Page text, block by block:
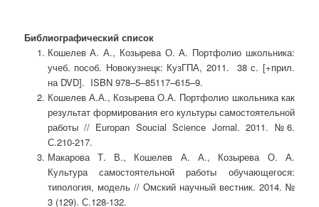
Библиографический список
Кошелев А. А., Козырева О. А. Портфолио школьника:
учеб. пособ. Новокузнецк: КузГПА, 2011. 38 с. [+прил.
на DVD]. ISBN 978–5–85117–615–9.
Кошелев А.А., Козырева О.А. Портфолио школьника как
результат формирования его культуры самостоятельной
работы // Europan Soucial Science Jornal. 2011. №6.
С.210-217.
Макарова Т. В., Кошелев А. А., Козырева О. А.
Культура самостоятельной работы обучающегося:
типология, модель // Омский научный вестник. 2014. №
3 (129). С.128-132.